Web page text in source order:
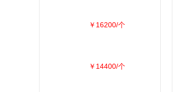
￥16200/个
￥14400/个